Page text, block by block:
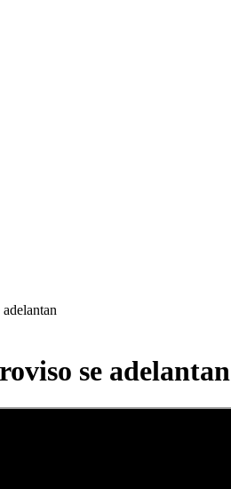
se adelantan